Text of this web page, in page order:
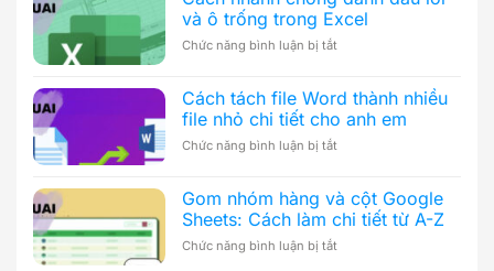
và ô trống trong Excel
Chức năng bình luận bị tắtở
chóng
đánh
ô
trống
trong
Excel
Cách tách file Word thành nhiều
file nhỏ chi tiết cho anh em
Chức năng bình luận bị tắtở
file
Word
Gom nhóm hàng và cột Google
Sheets: Cách làm chi tiết từ A-Z
Chức năng bình luận bị tắtở